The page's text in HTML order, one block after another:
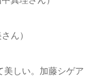
ん）
美しい。加藤シゲア